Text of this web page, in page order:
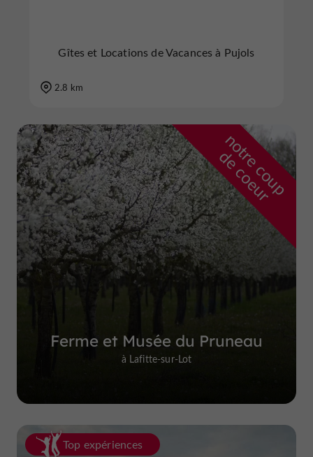
Gîtes et Locations de Vacances à Pujols
2.8 km
n
o
t
r
e
c
o
u
p
d
e
c
o
e
u
r
Ferme et Musée du Pruneau
à Lafitte-sur-Lot
Top expériences